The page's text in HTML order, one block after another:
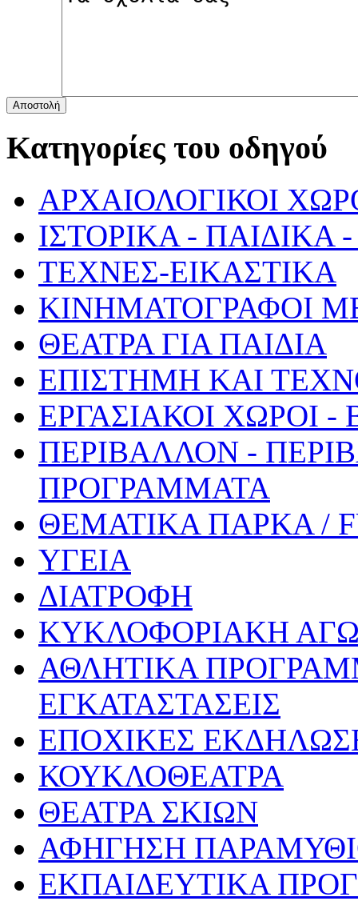
Αποστολή
Κατηγορίες του οδηγού
ΑΡΧΑΙΟΛΟΓΙΚΟΙ
ΙΣΤΟΡΙΚΑ -
ΤΕΧΝΕΣ-ΕΙΚΑΣΤΙΚΑ
ΚΙΝΗΜΑΤΟΓΡΑΦΟΙ
ΘΕΑΤΡΑ ΓΙΑ ΠΑΙΔΙΑ
ΕΠΙΣΤΗΜΗ ΚΑΙ
ΕΡΓΑΣΙΑΚΟΙ ΧΩΡΟΙ
ΠΕΡΙΒΑΛΛΟΝ -
ΠΡΟΓΡΑΜΜΑΤΑ
ΘΕΜΑΤΙΚΑ ΠΑΡΚΑ /
ΥΓΕΙΑ
ΔΙΑΤΡΟΦΗ
ΚΥΚΛΟΦΟΡΙΑΚΗ
ΑΘΛΗΤΙΚΑ
ΕΓΚΑΤΑΣΤΑΣΕΙΣ
ΕΠΟΧΙΚΕΣ
ΚΟΥΚΛΟΘΕΑΤΡΑ
ΘΕΑΤΡΑ ΣΚΙΩΝ
ΑΦΗΓΗΣΗ
ΕΚΠΑΙΔΕΥΤΙΚΑ